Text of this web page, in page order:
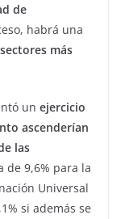
de
habrá una
más
un ejercicio
ascenderían
las
de 9,6% para la
Universal
si además se